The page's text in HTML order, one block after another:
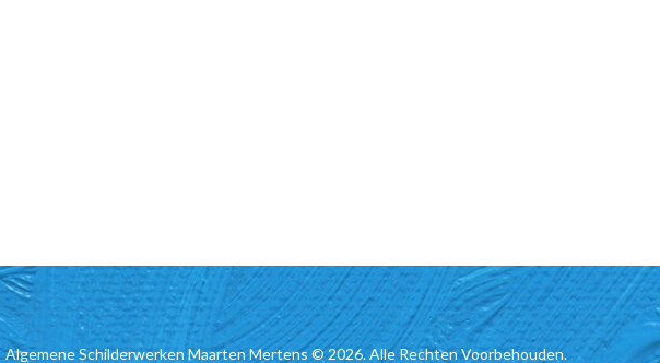
Algemene Schilderwerken Maarten Mertens © 2026. Alle Rechten Voorbehouden.